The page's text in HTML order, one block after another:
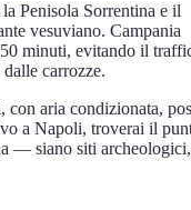
Penisola Sorrentina e il
vesuviano. Campania
minuti, evitando il
carrozze.
con aria condizionata,
a Napoli, troverai il
— siano siti archeologici,